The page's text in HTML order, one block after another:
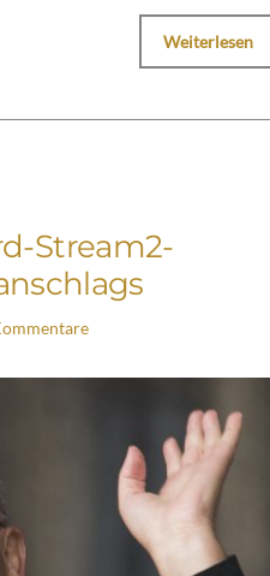
Weiterlesen
Stream2-